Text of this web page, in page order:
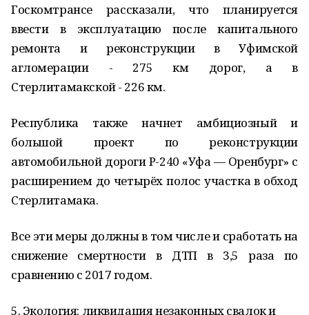
Госкомтрансе рассказали, что планируется
ввести в эксплуатацию после капитального
ремонта и реконструкции в Уфимской
агломерации - 275 км дорог, а в
Стерлитамакской - 226 км.
Республика также начнет амбициозный и
большой проект по реконструкции
автомобильной дороги Р-240 «Уфа — Оренбург» с
расширением до четырёх полос участка в обход
Стерлитамака.
Все эти меры должны в том числе и сработать на
снижение смертности в ДТП в 3,5 раза по
сравнению с 2017 годом.
5. Экология: ликвидация незаконных свалок и